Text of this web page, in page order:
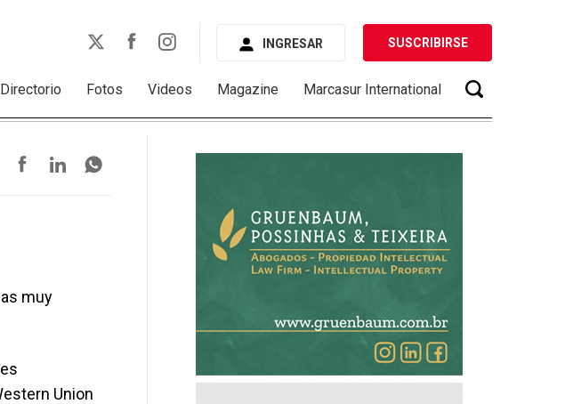
INGRESAR SUSCRIBIRSE
Directorio Fotos Videos Magazine Marcasur International
muy
Union